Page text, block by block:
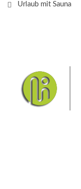
Urlaub mit Sauna